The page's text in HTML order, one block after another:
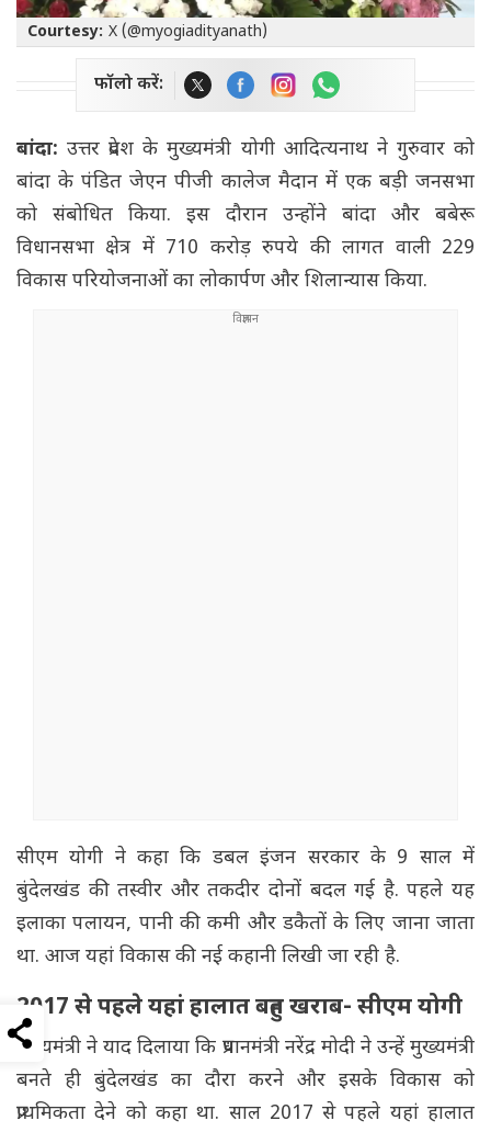
Courtesy: X (@myogiadityanath)
फॉलो करें:
बांदा:उत्तर प्रदेश के मुख्यमंत्री योगी आदित्यनाथ ने गुरुवार को
बांदा के पंडित जेएन पीजी कालेज मैदान में एक बड़ी जनसभा
को संबोधित किया. इस दौरान उन्होंने बांदा और बबेरू
विधानसभा क्षेत्र में 710 करोड़ रुपये की लागत वाली 229
विकास परियोजनाओं का लोकार्पण और शिलान्यास किया.
सीएम योगी ने कहा कि डबल इंजन सरकार के 9 साल में
बुंदेलखंड की तस्वीर और तकदीर दोनों बदल गई है. पहले यह
इलाका पलायन, पानी की कमी और डकैतों के लिए जाना जाता
था. आज यहां विकास की नई कहानी लिखी जा रही है.
2017 से पहले यहां हालात बहुत खराब- सीएम योगी
मुख्यमंत्री ने याद दिलाया कि प्रधानमंत्री नरेंद्र मोदी ने उन्हें मुख्यमंत्री
बनते ही बुंदेलखंड का दौरा करने और इसके विकास को
प्राथमिकता देने को कहा था. साल 2017 से पहले यहां हालात